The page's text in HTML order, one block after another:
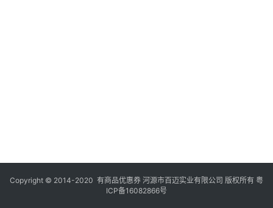
Copyright © 2014-2020 有商品优惠券 河源市百迈实业有限公司 版权所有 粤
ICP备16082866号